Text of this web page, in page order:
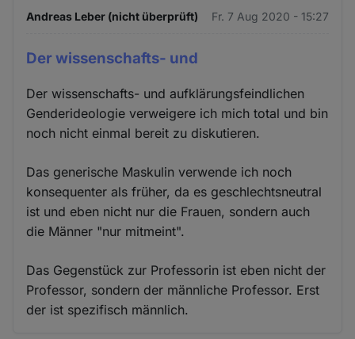
Andreas Leber (nicht überprüft) Fr. 7 Aug 2020 - 15:27
Der wissenschafts- und
Der wissenschafts- und aufklärungsfeindlichen
Genderideologie verweigere ich mich total und bin
noch nicht einmal bereit zu diskutieren.
Das generische Maskulin verwende ich noch
konsequenter als früher, da es geschlechtsneutral
ist und eben nicht nur die Frauen, sondern auch
die Männer "nur mitmeint".
Das Gegenstück zur Professorin ist eben nicht der
Professor, sondern der männliche Professor. Erst
der ist spezifisch männlich.